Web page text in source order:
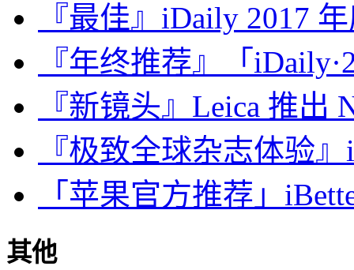
『最佳』iDaily 2017
『年终推荐』「
『新镜头』Leica 推出
『极致全球杂志体验
「苹果官方推荐」
其他